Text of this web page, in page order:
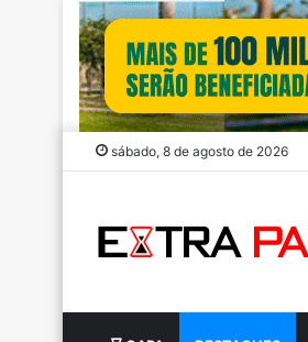
sábado, 8 de agosto de 2026